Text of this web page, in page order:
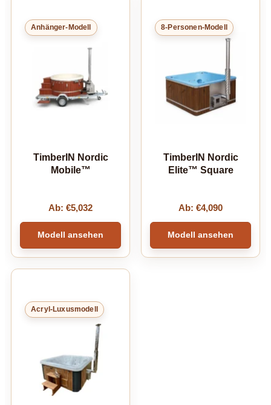
Anhänger-Modell
TimberIN Nordic
Mobile™
Ab: €5,032
Modell ansehen
8-Personen-Modell
TimberIN Nordic
Elite™ Square
Ab: €4,090
Modell ansehen
Acryl-Luxusmodell